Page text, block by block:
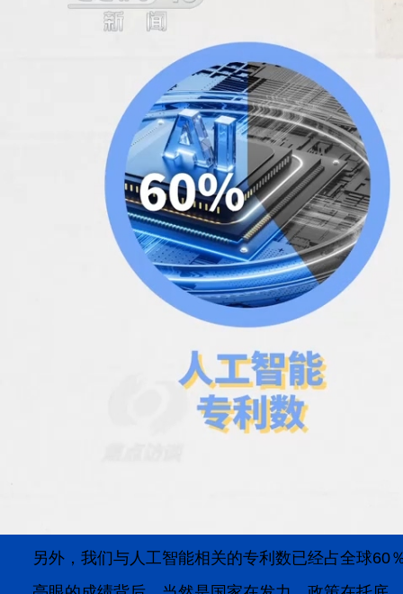
另外，我们与人工智能相关的专利数已经占全球